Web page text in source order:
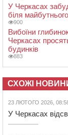
У Черкасах
біля
900
Вибоїни
Черкасах
будинків
883
СХОЖІ
23 ЛЮТОГО 2026,
У Черкасах